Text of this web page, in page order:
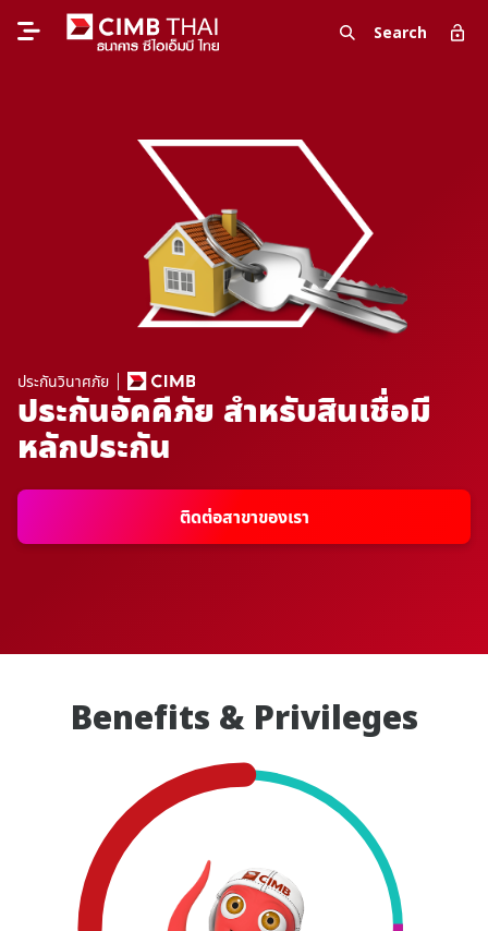
Search
ประกันวินาศภัย
ประกันอัคคีภัย สำหรับสินเชื่อมี
หลักประกัน
ติดต่อสาขาของเรา
Benefits & Privileges